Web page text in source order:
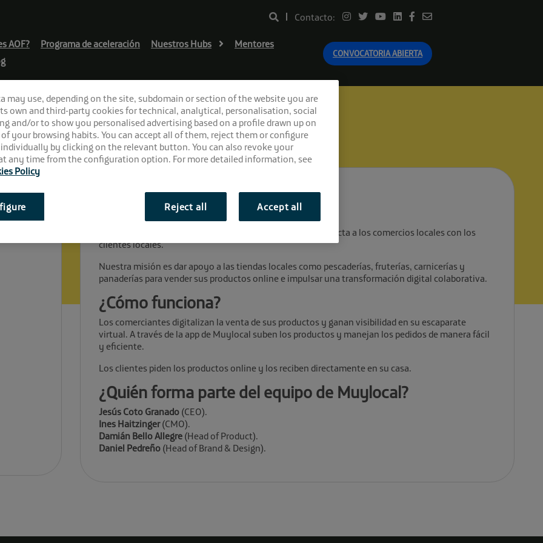
Contacto:
AOF? Programa de aceleración Nuestros Hubs
Mentores
CONVOCATORIA ABIERTA
¿En qué consiste Muylocal?
Muylocal es un marketplace de productos frescos que conecta a los comercios locales con los
clientes locales.
Nuestra misión es dar apoyo a las tiendas locales como pescaderías, fruterías, carnicerías y
panaderías para vender sus productos online e impulsar una transformación digital colaborativa.
¿Cómo funciona?
Los comerciantes digitalizan la venta de sus productos y ganan visibilidad en su escaparate
virtual. A través de la app de Muylocal suben los productos y manejan los pedidos de manera fácil
y eficiente.
Los clientes piden los productos online y los reciben directamente en su casa.
¿Quién forma parte del equipo de Muylocal?
Jesús Coto Granado (CEO).
Ines Haitzinger(CMO).
Damián Bello Allegre (Head of Product).
Daniel Pedreño (Head of Brand & Design).
may use, depending on the site, subdomain or section of the website you are
own and third-party cookies for technical, analytical, personalisation, social
and/or to show you personalised advertising based on a profile drawn up on
your browsing habits. You can accept all of them, reject them or configure
by clicking on the relevant button. You can also revoke your
any time from the configuration option. For more detailed information, see
Policy
Reject all Accept all